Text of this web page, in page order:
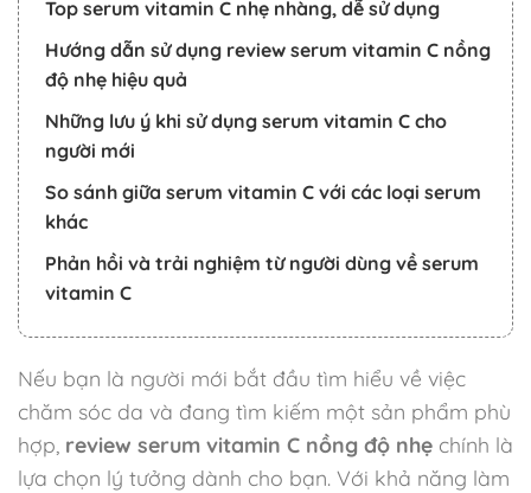
Top serum vitamin C nhẹ nhàng, dễ sử dụng
Hướng dẫn sử dụng review serum vitamin C nồng
độ nhẹ hiệu quả
Những lưu ý khi sử dụng serum vitamin C cho
người mới
So sánh giữa serum vitamin C với các loại serum
khác
Phản hồi và trải nghiệm từ người dùng về serum
vitamin C
Nếu bạn là người mới bắt đầu tìm hiểu về việc
chăm sóc da và đang tìm kiếm một sản phẩm phù
hợp, review serum vitamin C nồng độ nhẹ chính là
lựa chọn lý tưởng dành cho bạn. Với khả năng làm